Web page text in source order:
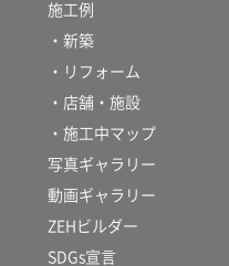
施工例
・新築
・リフォーム
・店舗・施設
・施工中マップ
写真ギャラリー
動画ギャラリー
ZEHビルダー
SDGs宣言